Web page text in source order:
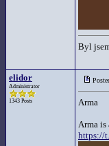
Byl
elidor
Administrator
1343 Posts Arma
Arma is
https://